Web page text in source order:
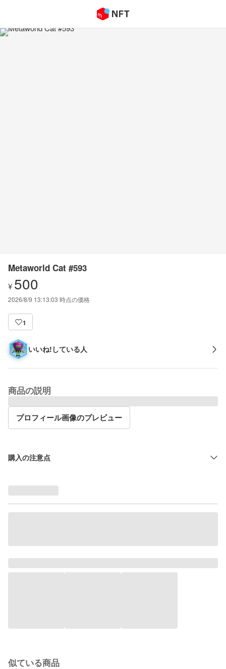
Metaworld Cat #593
¥ 500
2026/8/9 13:13:03 時点の価格
1
いいね!している人
商品の説明
プロフィール画像のプレビュー
購入の注意点
似ている商品